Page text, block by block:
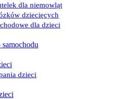
dla niemowląt
dziecięcych
dla dzieci
dzieci